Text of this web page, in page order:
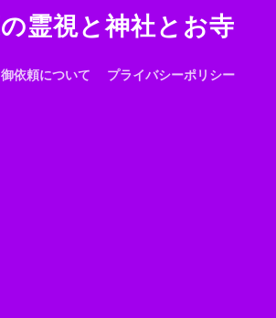
霊視と神社とお寺
御依頼について プライバシーポリシー